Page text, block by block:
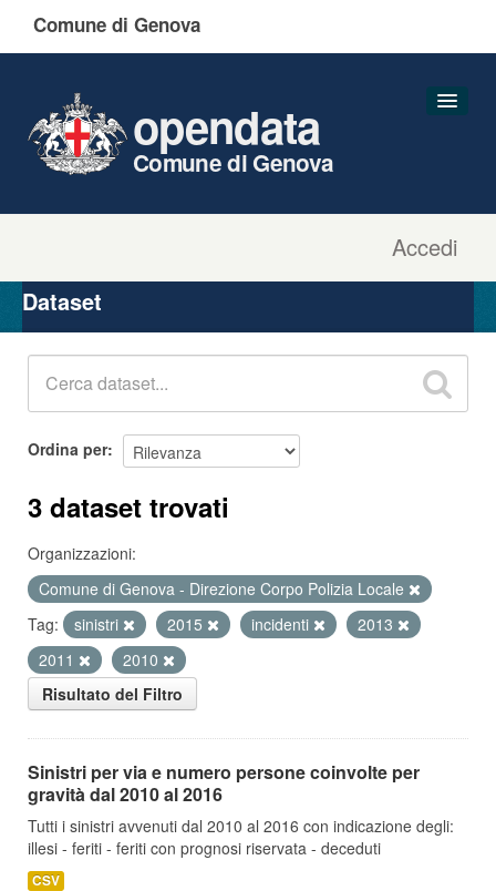
Comune di Genova
Accedi
opendata
Comune di Genova
Organizzazioni
Gruppi
Dataset
Ordina per
3 dataset trovati
Organizzazioni:
Comune di Genova - Direzione Corpo Polizia Locale
Tag:
sinistri 2015 incidenti
2013
2011
2010
Risultato del Filtro
Sinistri per via e numero persone coinvolte per
gravità dal 2010 al 2016
Tutti i sinistri avvenuti dal 2010 al 2016 con indicazione degli:
illesi - feriti - feriti con prognosi riservata - deceduti
CSV